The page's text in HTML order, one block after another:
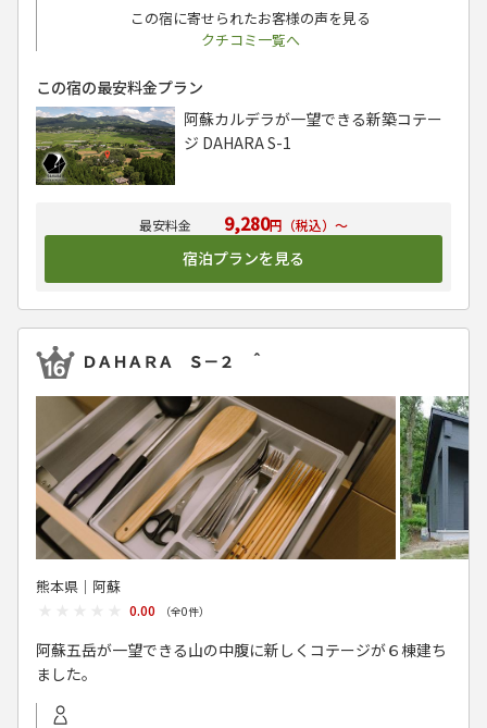
この宿に寄せられたお客様の声を見る
クチコミ一覧へ
9,280円（税込）～
宿泊プランを見る
この宿の最安料金プラン
阿蘇カルデラが一望できる新築コテー
ジ DAHARA S-1
ＤＡＨＡＲＡ Ｓ－２ ＾
熊本県│阿蘇
0.00 （全0件）
阿蘇五岳が一望できる山の中腹に新しくコテージが６棟建ち
ました。